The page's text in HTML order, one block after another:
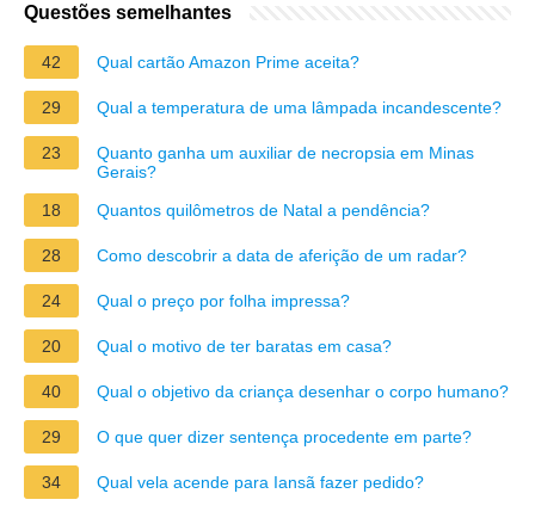
Questões semelhantes
42 Qual cartão Amazon Prime aceita?
29 Qual a temperatura de uma lâmpada incandescente?
23
Quanto ganha um auxiliar de necropsia em Minas
Gerais?
18
Quantos quilômetros de Natal a pendência?
28 Como descobrir a data de aferição de um radar?
24 Qual o preço por folha impressa?
20 Qual o motivo de ter baratas em casa?
40 Qual o objetivo da criança desenhar o corpo humano?
29 O que quer dizer sentença procedente em parte?
34 Qual vela acende para Iansã fazer pedido?